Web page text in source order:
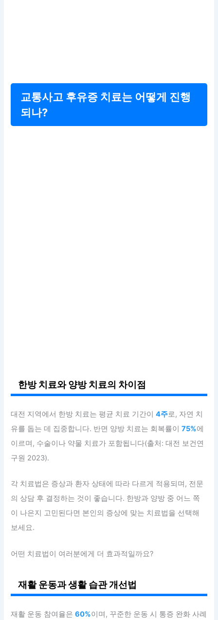
교통사고 후유증 치료는 어떻게 진행
되나?
한방 치료와 양방 치료의 차이점
대전 지역에서 한방 치료는 평균 치료 기간이4주로, 자연 치
유를 돕는 데 집중합니다. 반면 양방 치료는 회복률이75%에
이르며, 수술이나 약물 치료가 포함됩니다(출처: 대전 보건연
구원 2023).
각 치료법은 증상과 환자 상태에 따라 다르게 적용되며, 전문
의 상담 후 결정하는 것이 좋습니다. 한방과 양방 중 어느 쪽
이 나은지 고민된다면 본인의 증상에 맞는 치료법을 선택해
보세요.
어떤 치료법이 여러분에게 더 효과적일까요?
재활 운동과 생활 습관 개선법
재활 운동 참여율은60%이며, 꾸준한 운동 시 통증 완화 사례